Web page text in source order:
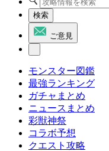
検索
ご意見
モンスター図鑑
最強ランキング
ガチャまとめ
ニュースまとめ
彩獣神祭
コラボ予想
クエスト攻略